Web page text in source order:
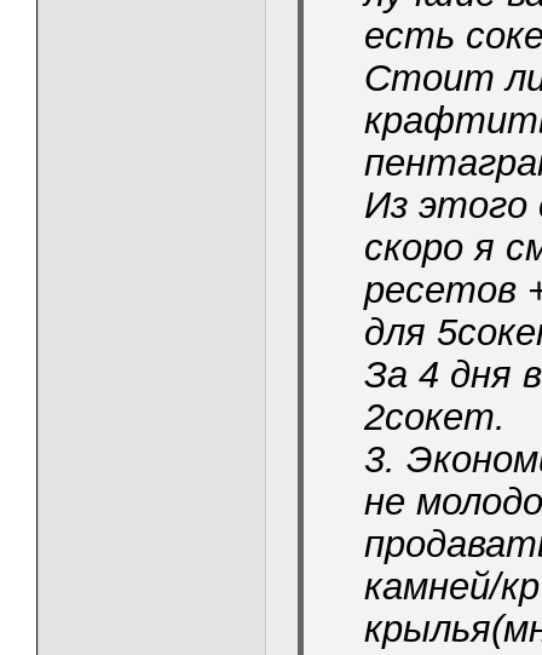
есть
Стоит
Из этого
скоро я
ресетов
для
За 4 дня
2сокет.
3.
не
камней/